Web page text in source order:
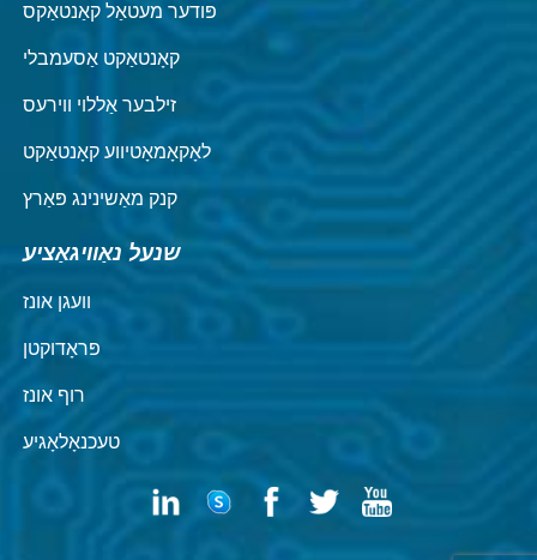
פּודער מעטאַל קאַנטאַקס
קאָנטאַקט אַסעמבלי
זילבער אַללוי ווירעס
לאָקאָמאָטיווע קאָנטאַקט
קנק מאַשינינג פּאַרץ
שנעל נאַוויגאַציע
וועגן אונז
פּראָדוקטן
רוף אונז
טעכנאָלאָגיע